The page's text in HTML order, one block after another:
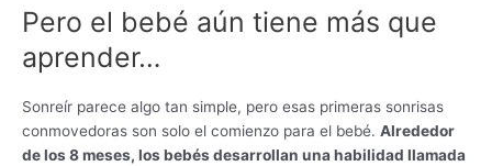
Pero el bebé aún tiene más que
aprender…
Sonreír parece algo tan simple, pero esas primeras sonrisas
conmovedoras son solo el comienzo para el bebé. Alrededor
de los 8 meses, los bebés desarrollan una habilidad llamada